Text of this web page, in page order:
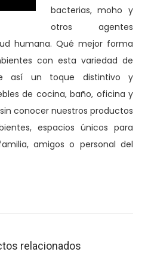
bacterias, moho y
otros agentes
humana. Qué mejor forma
con esta variedad de
así un toque distintivo y
de cocina, baño, oficina y
conocer nuestros productos
espacios únicos para
amigos o personal del
relacionados